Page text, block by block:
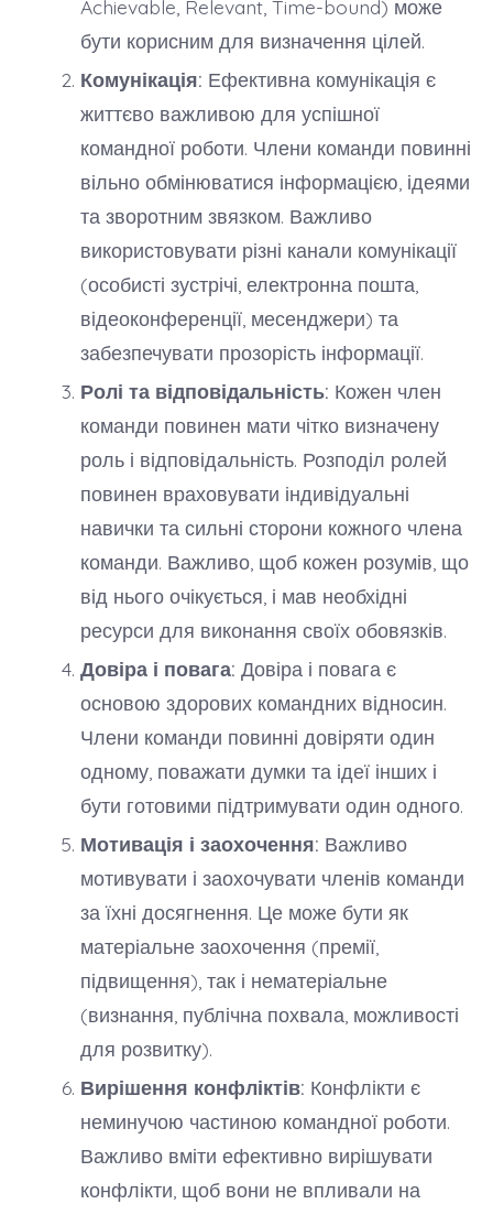
Achievable, Relevant, Time-bound) може
бути корисним для визначення цілей.
Комунікація: Ефективна комунікація є
життєво важливою для успішної
командної роботи. Члени команди повинні
вільно обмінюватися інформацією, ідеями
та зворотним звязком. Важливо
використовувати різні канали комунікації
(особисті зустрічі, електронна пошта,
відеоконференції, месенджери) та
забезпечувати прозорість інформації.
Ролі та відповідальність: Кожен член
команди повинен мати чітко визначену
роль і відповідальність. Розподіл ролей
повинен враховувати індивідуальні
навички та сильні сторони кожного члена
команди. Важливо, щоб кожен розумів, що
від нього очікується, і мав необхідні
ресурси для виконання своїх обовязків.
Довіра і повага: Довіра і повага є
основою здорових командних відносин.
Члени команди повинні довіряти один
одному, поважати думки та ідеї інших і
бути готовими підтримувати один одного.
Мотивація і заохочення: Важливо
мотивувати і заохочувати членів команди
за їхні досягнення. Це може бути як
матеріальне заохочення (премії,
підвищення), так і нематеріальне
(визнання, публічна похвала, можливості
для розвитку).
Вирішення конфліктів: Конфлікти є
неминучою частиною командної роботи.
Важливо вміти ефективно вирішувати
конфлікти, щоб вони не впливали на